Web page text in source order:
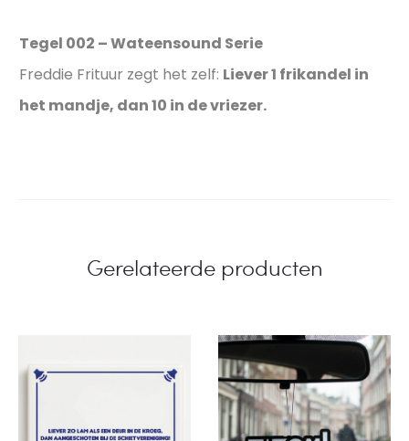
Tegel 002 – Wateensound Serie
Freddie Frituur zegt het zelf: Liever 1 frikandel in
het mandje, dan 10 in de vriezer.
Gerelateerde producten